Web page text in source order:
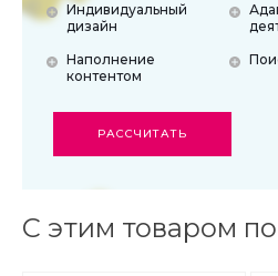
Индивидуальный
дизайн
Наполнение
контентом
РАССЧИТАТЬ
С этим товаром